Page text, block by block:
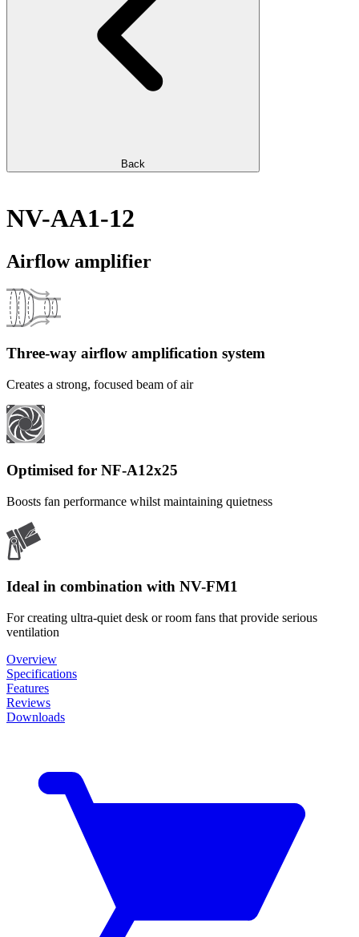
Back
NV-AA1-12
Airflow amplifier
Three-way airflow amplification system
Creates a strong, focused beam of air
Optimised for NF-A12x25
Boosts fan performance whilst maintaining quietness
Ideal in combination with NV-FM1
For creating ultra-quiet desk or room fans that provide serious
ventilation
Overview
Specifications
Features
Reviews
Downloads